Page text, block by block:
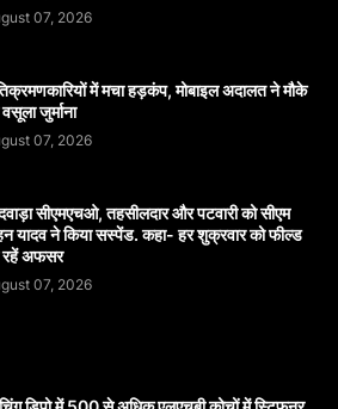
07, 2026
में मचा हड़कंप, मोबाइल अदालत ने मौके
जुर्माना
07, 2026
सीएमएचओ, तहसीलदार और पटवारी को सीएम
यादव ने किया सस्पेंड. कहा- हर शुक्रवार को फील्ड
रहें अफसर
07, 2026